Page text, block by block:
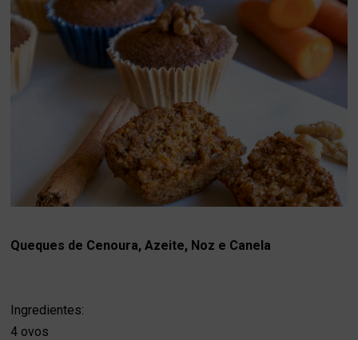
Queques de Cenoura, Azeite, Noz e Canela
Ingredientes:
4 ovos